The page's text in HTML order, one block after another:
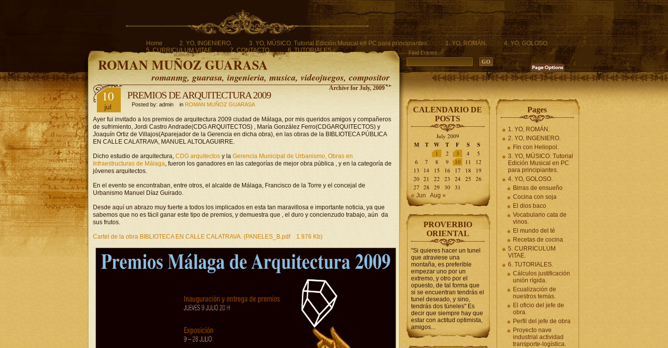
Home 2. YO, INGENIERO. 3. YO, MÚSICO. Tutorial Edición Musical en PC para principiantes. 1. YO, ROMÁN.
4. YO, GOLOSO.
5. CURRICULUM VITAE.
7. CONTACTO. 6. TUTORIALES.
ROMAN MUÑOZ GUARASA
romanmg, guarasa, ingenieria, musica, videojuegos, compositor
Find Entries
Archive for July, 2009
10
jul
PREMIOS DE ARQUITECTURA 2009
Posted by: admin in ROMAN MUÑOZ GUARASA
Ayer fui invitado a los premios de arquitectura 2009 ciudad de Málaga, por mis queridos amigos y compañeros
de sufrimiento, Jordi Castro Andrade(CDG ARQUITECTOS) , María González Ferro(CDGARQUITECTOS) y
Joaquín Ortiz de Villajos(Aparejador de la Gerencia en dicha obra), en las obras de la BIBLIOTECA PÚBLICA
EN CALLE CALATRAVA, MANUEL ALTOLAGUIRRE.
Dicho estudio de arquitectura, CDG arquitectos y la Gerencia Municipal de Urbanismo, Obras en
Infraestructuras de Málaga, fueron los ganadores en las categorías de mejor obra pública , y en la categoría de
jóvenes arquitectos.
En el evento se encontraban, entre otros, el alcalde de Málaga, Francisco de la Torre y el concejal de
Urbanismo Manuel Díaz Guirado.
Desde aquí un abrazo muy fuerte a todos los implicados en esta tan maravillosa e importante noticia, ya que
sabemos que no es fácil ganar este tipo de premios, y demuestra que , el duro y concienzudo trabajo, aún da
sus frutos.
Cartel de la obra BIBLIOTECA EN CALLE CALATRAVA. (PANELES_B.pdf 1.976 Kb)
CALENDARIO DE
POSTS
July 2009
M T W T F S S
1 2 3 4
5
6
7 8 9 10 11
12
13
14 15 16 17 18
19
20 21 22 23 24 25
26
27 28 29 30 31
« Jun Aug »
PROVERBIO
ORIENTAL
"Si quieres hacer un tunel
que atraviese una
montaña, es preferible
empezar uno por un
extremo, y otro por el
opuesto, de tal forma que
si se encuentran tendrás el
tunel deseado, y sino,
tendrás dos túneles" Es
decir que siempre hay que
estar con actitud optimista,
amigos...
Pages
1. YO, ROMÁN.
2. YO, INGENIERO.
Fin con Heliopol.
3. YO, MÚSICO. Tutorial
Edición Musical en PC
para principiantes.
4. YO, GOLOSO.
Birras de ensueño
Cocina con soja
El dios baco
Vocabulario cata de
vinos.
El mundo del té
Recetas de cocina
5. CURRICULUM
VITAE.
6. TUTORIALES.
Cálculos justificación
unión rígida.
Ecualización de
nuestros temas.
El oficio del jefe de
obra.
Perfil del jefe de obra
Proyecto nave
industrial actividad
transporte-logística.